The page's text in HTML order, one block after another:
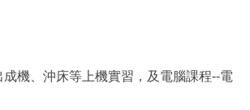
機、沖床等上機實習，及電腦課程--電